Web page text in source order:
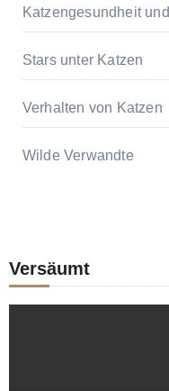
Katzengesundheit
Stars unter Katzen
Verhalten von Katzen
Wilde Verwandte
Versäumt